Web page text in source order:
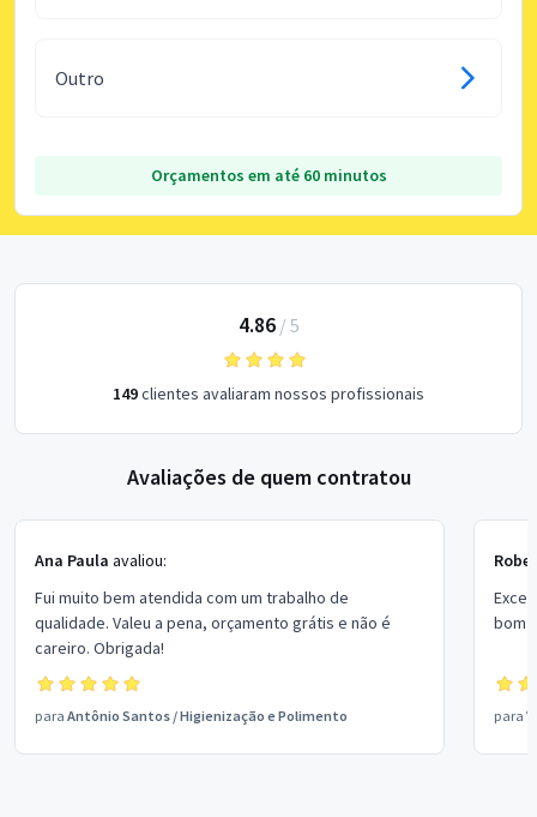
Outro
Orçamentos em até 60 minutos
4.86/ 5
149clientes avaliaram nossos profissionais
Avaliações de quem contratou
Ana Paula avaliou:
Fui muito bem atendida com um trabalho de
qualidade. Valeu a pena, orçamento grátis e não é
careiro. Obrigada!
para Antônio Santos /Higienização e Polimento
bom
para